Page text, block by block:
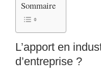
Sommaire
L’apport en
d’entreprise ?